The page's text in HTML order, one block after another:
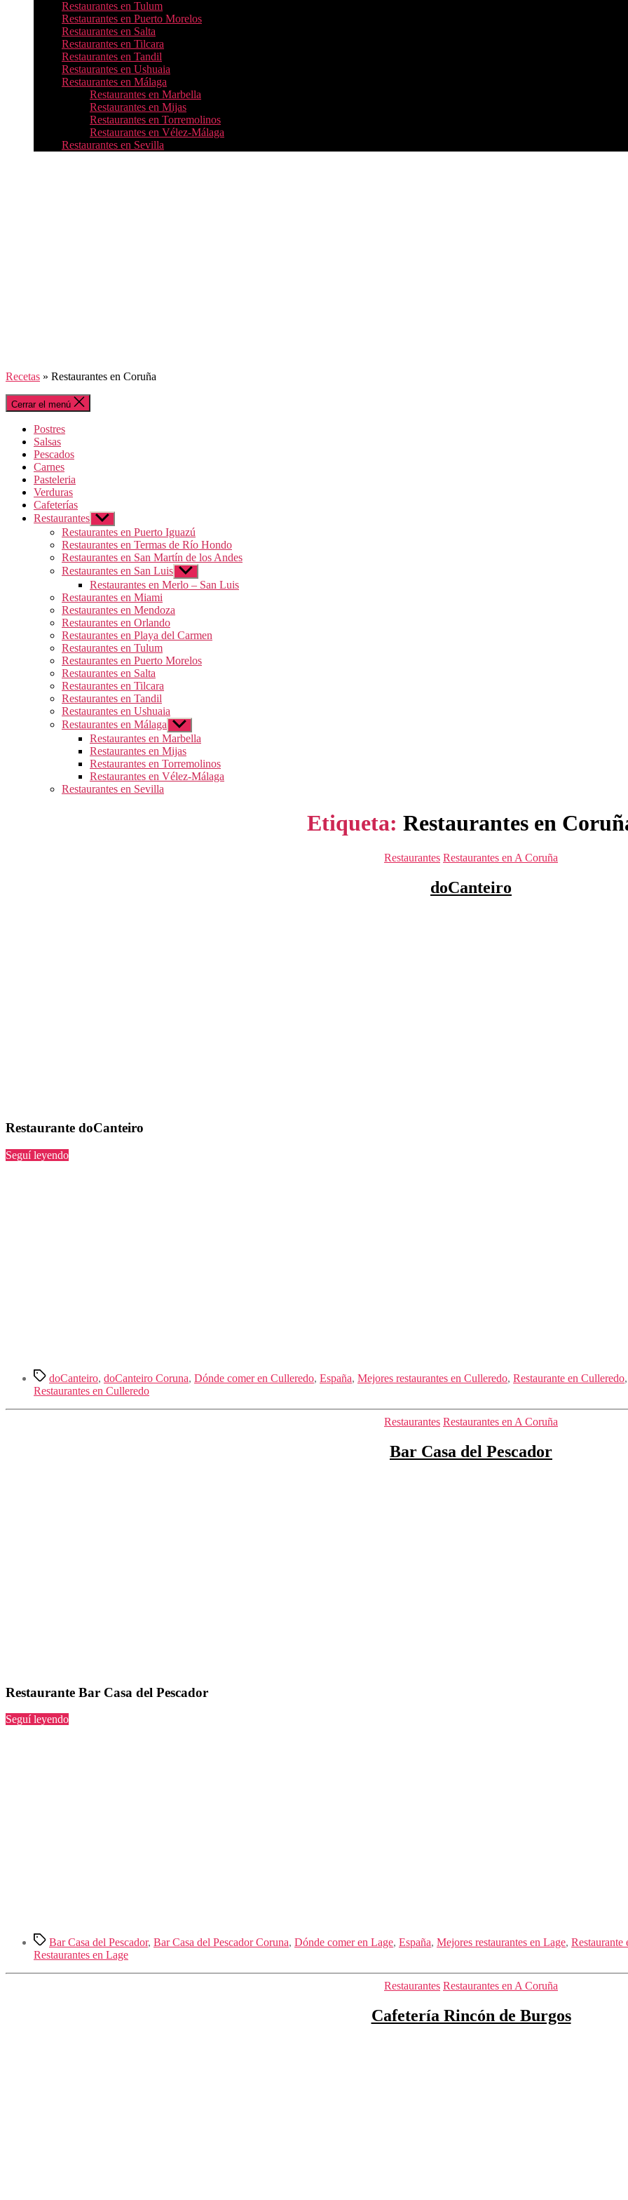
Restaurantes en Tulum
Restaurantes en Puerto Morelos
Restaurantes en Salta
Restaurantes en Tilcara
Restaurantes en Tandil
Restaurantes en Ushuaia
Restaurantes en Málaga
Restaurantes en Marbella
Restaurantes en Mijas
Restaurantes en Torremolinos
Restaurantes en Vélez-Málaga
Restaurantes en Sevilla
Recetas » Restaurantes en Coruña
Cerrar el menú
Postres
Salsas
Pescados
Carnes
Pasteleria
Verduras
Cafeterías
Restaurantes Mostrar
el
submenú
Restaurantes en Puerto Iguazú
Restaurantes en Termas de Río Hondo
Restaurantes en San Martín de los Andes
Restaurantes en San Luis Mostrar
el
submenú
Restaurantes en Merlo – San Luis
Restaurantes en Miami
Restaurantes en Mendoza
Restaurantes en Orlando
Restaurantes en Playa del Carmen
Restaurantes en Tulum
Restaurantes en Puerto Morelos
Restaurantes en Salta
Restaurantes en Tilcara
Restaurantes en Tandil
Restaurantes en Ushuaia
Restaurantes en Málaga Mostrar
el
submenú
Restaurantes en Marbella
Restaurantes en Mijas
Restaurantes en Torremolinos
Restaurantes en Vélez-Málaga
Restaurantes en Sevilla
Etiqueta: Restaurantes en
Categorías
Restaurantes Restaurantes en A Coruña
doCanteiro
Restaurante doCanteiro
Seguí leyendo“doCanteiro”
Etiquetas
doCanteiro, doCanteiro Coruna, Dónde comer en Culleredo, España, Mejores restaurantes en Culleredo, Restaurante en Culleredo
Restaurantes en Culleredo
Categorías
Restaurantes Restaurantes en A Coruña
Bar Casa del Pescador
Restaurante Bar Casa del Pescador
Seguí leyendo“Bar
Etiquetas
Bar Casa del Pescador, Bar Casa del Pescador Coruna, Dónde comer en Lage, España, Mejores restaurantes en Lage, Restaurante
Restaurantes en Lage
Categorías
Restaurantes Restaurantes en A Coruña
Cafetería Rincón de Burgos